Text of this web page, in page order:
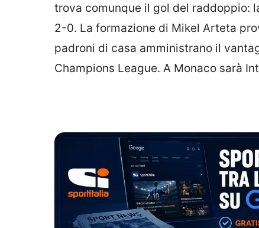
trova comunque il gol del raddoppio:
2-0. La formazione di Mikel Arteta
padroni di casa amministrano il
Champions League. A Monaco sarà